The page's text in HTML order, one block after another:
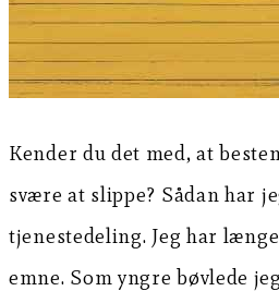
Kender du det med, at
svære at slippe? Sådan har
tjenestedeling. Jeg har
emne. Som yngre bøvlede